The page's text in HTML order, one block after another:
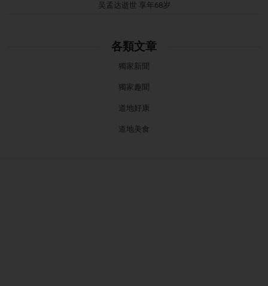
吴孟达逝世 享年68岁
各類文章
獨家新聞
獨家趣聞
道地好康
道地美食